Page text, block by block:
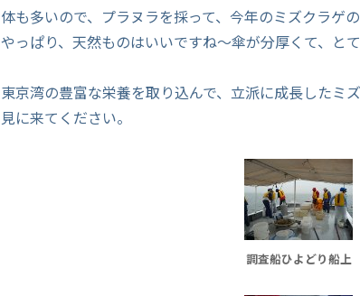
体も多いので、プラヌラを採って、今年のミズクラゲ
やっぱり、天然ものはいいですね～傘が分厚くて、と
東京湾の豊富な栄養を取り込んで、立派に成長したミ
見に来てください。
調査船ひよどり船上